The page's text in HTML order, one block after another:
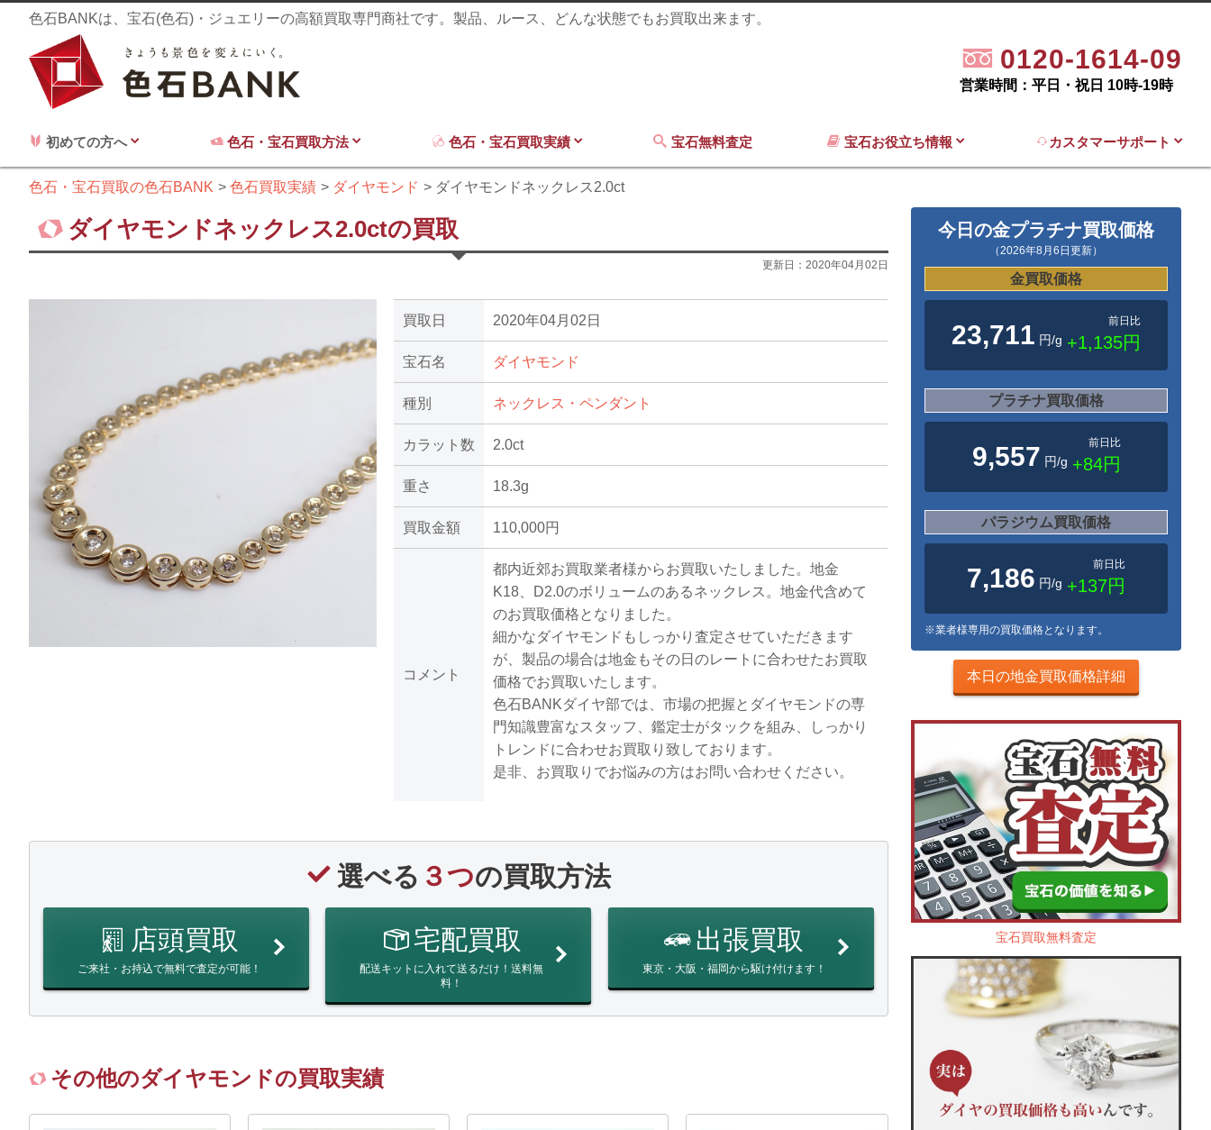
色石BANKは、宝石(色石)・ジュエリーの高額買取専門商社です。製品、ルース、どんな状態でもお買取出来ます。
0120-1614-09
営業時間：平日・祝日 10時-19時
初めての方へ 色石・宝石買取方法 色石・宝石買取実績 宝石無料査定 宝石お役立ち情報 カスタマーサポート
色石・宝石買取の色石BANK 色石買取実績 ダイヤモンド ダイヤモンドネックレス2.0ct
ダイヤモンドネックレス2.0ctの買取
更新日： 2020年04月02日
買取日 2020年04月02日
宝石名 ダイヤモンド
種別 ネックレス・ペンダント
カラット数 2.0ct
重さ 18.3g
買取金額 110,000円
コメント
都内近郊お買取業者様からお買取いたしました。地金
K18、D2.0のボリュームのあるネックレス。地金代含めて
のお買取価格となりました。
細かなダイヤモンドもしっかり査定させていただきます
が、製品の場合は地金もその日のレートに合わせたお買取
価格でお買取いたします。
色石BANKダイヤ部では、市場の把握とダイヤモンドの専
門知識豊富なスタッフ、鑑定士がタックを組み、しっかり
トレンドに合わせお買取り致しております。
是非、お買取りでお悩みの方はお問い合わせください。
選べる ３つの買取方法
店頭買取
ご来社・お持込で無料で査定が可能！
宅配買取
配送キットに入れて送るだけ！送料無
料！
出張買取
東京・大阪・福岡から駆け付けます！
その他のダイヤモンドの買取実績
今日の金プラチナ買取価格
（2026年8月6日更新）
金買取価格
23,711 円/g
前日比
+1,135円
プラチナ買取価格
9,557 円/g
前日比
+84円
パラジウム買取価格
7,186 円/g
前日比
+137円
※業者様専用の買取価格となります。
本日の地金買取価格詳細
宝石買取無料査定